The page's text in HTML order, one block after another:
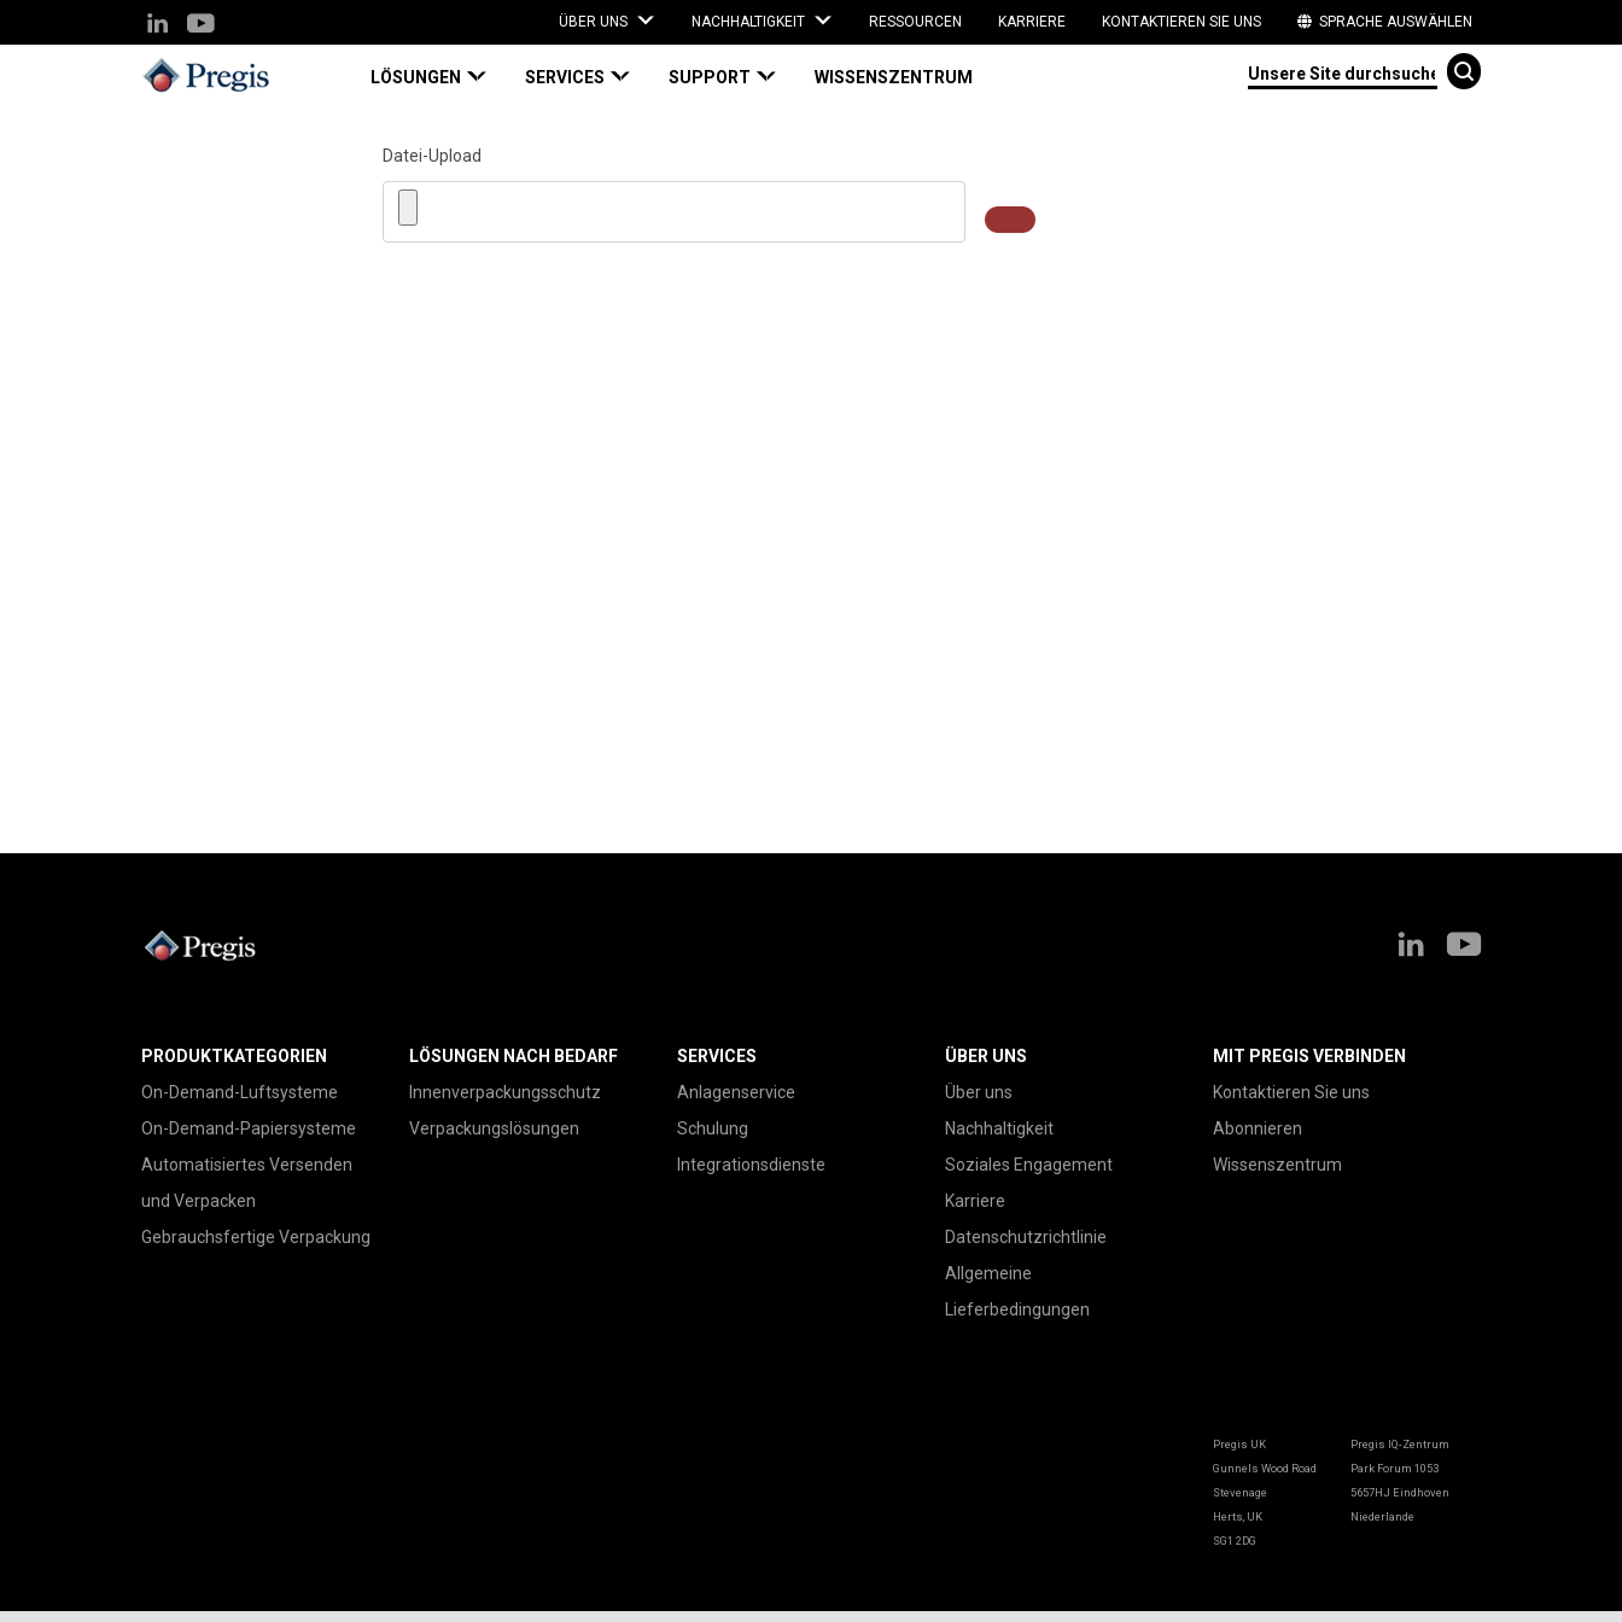
ÜBER UNS NACHHALTIGKEIT RESSOURCEN KARRIERE KONTAKTIEREN SIE UNS SPRACHE AUSWÄHLEN
LÖSUNGEN SERVICES SUPPORT WISSENSZENTRUM
Datei-Upload
PRODUKTKATEGORIEN
On-Demand-Luftsysteme
On-Demand-Papiersysteme
Automatisiertes Versenden
und Verpacken
Gebrauchsfertige Verpackung
LÖSUNGEN NACH BEDARF
Innenverpackungsschutz
Verpackungslösungen
SERVICES
Anlagenservice
Schulung
Integrationsdienste
ÜBER UNS
Über uns
Nachhaltigkeit
Soziales Engagement
Karriere
Datenschutzrichtlinie
Allgemeine
Lieferbedingungen
MIT PREGIS VERBINDEN
Kontaktieren Sie uns
Abonnieren
Wissenszentrum
Pregis UK
Gunnels Wood Road
Stevenage
Herts, UK
SG1 2DG
Pregis IQ-Zentrum
Park Forum 1053
5657HJ Eindhoven
Niederlande